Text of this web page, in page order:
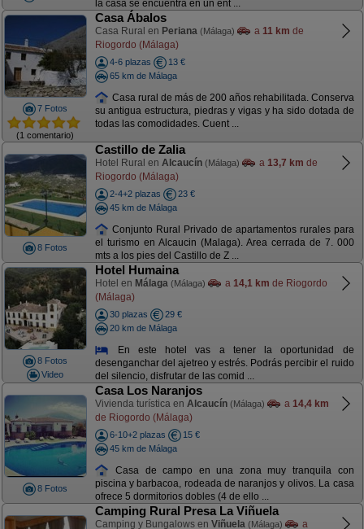
la casa se encuentra en un ent ...
7 Fotos
(1 comentario)
Casa Ábalos
Casa Rural en Periana (Málaga) a 11 km de
Riogordo (Málaga)
4-6 plazas
13 €
65 km de Málaga
Casa rural de más de 200 años rehabilitada. Conserva
su antigua estructura, piedras y vigas y ha sido dotada de
todas las comodidades. Cuent ...
8 Fotos
Castillo de Zalia
Hotel Rural en Alcaucín (Málaga) a 13,7 km de
Riogordo (Málaga)
2-4+2 plazas
23 €
45 km de Málaga
Conjunto Rural Privado de apartamentos rurales para
el turismo en Alcaucin (Malaga). Area cerrada de 7. 000
mts a los pies del Castillo de Z ...
8 Fotos
Video
Hotel Humaina
Hotel en Málaga (Málaga) a 14,1 km de Riogordo
(Málaga)
30 plazas
29 €
20 km de Málaga
En este hotel vas a tener la oportunidad de
desenganchar del ajetreo y estrés. Podrás percibir el ruido
del silencio, disfrutar de las comid ...
8 Fotos
Casa Los Naranjos
Vivienda turística en Alcaucín (Málaga) a 14,4 km
de Riogordo (Málaga)
6-10+2 plazas
15 €
45 km de Málaga
Casa de campo en una zona muy tranquila con
piscina y barbacoa, rodeada de naranjos y olivos. La casa
ofrece 5 dormitorios dobles (4 de ello ...
Camping Rural Presa La Viñuela
Camping y Bungalows en Viñuela (Málaga) a